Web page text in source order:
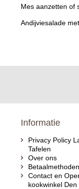
Mes aanzetten of
Andijviesalade
Informatie
Privacy Policy
Tafelen
Over ons
Betaalmethoden
Contact en
kookwinkel Den